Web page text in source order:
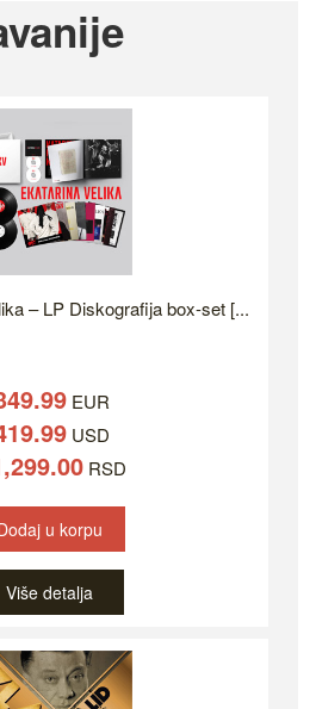
– LP Diskografija box-set [...
EUR
USD
RSD
u korpu
Više detalja